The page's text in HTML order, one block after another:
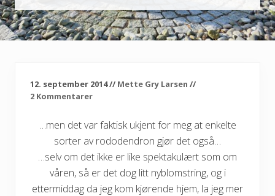
12. september 2014// Mette Gry Larsen //
2 Kommentarer
…men det var faktisk ukjent for meg at enkelte
sorter av rododendron gjør det også…
…selv om det ikke er like spektakulært som om
våren, så er det dog litt nyblomstring, og i
ettermiddag da jeg kom kjørende hjem, la jeg mer